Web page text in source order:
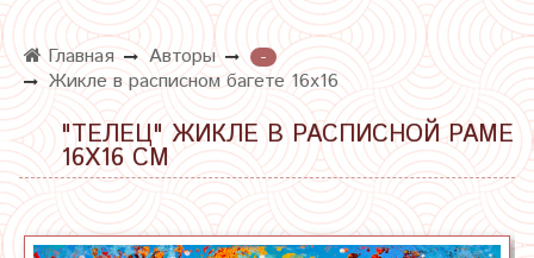
Главная Авторы
-
Жикле в расписном багете 16х16
"ТЕЛЕЦ" ЖИКЛЕ В РАСПИСНОЙ РАМЕ
16Х16 СМ